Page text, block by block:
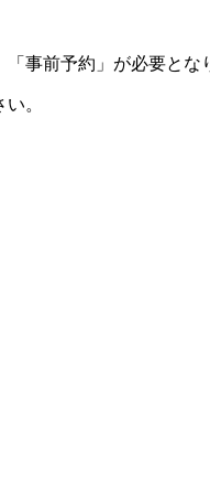
「事前予約」が必要とな
。